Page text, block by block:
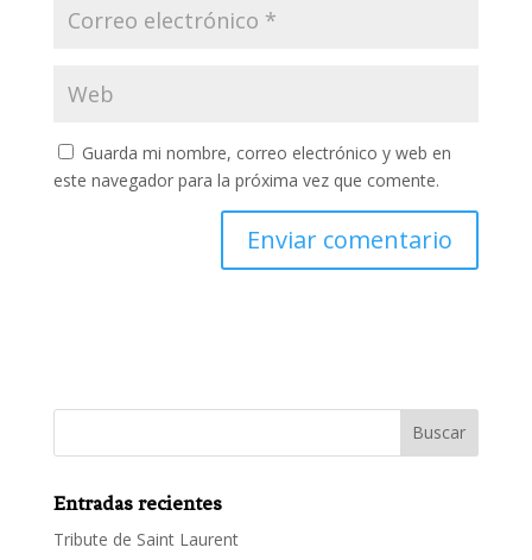
Guarda mi nombre, correo electrónico y web en
este navegador para la próxima vez que comente.
Entradas recientes
Tribute de Saint Laurent